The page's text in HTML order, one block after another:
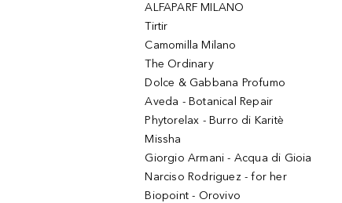
ALFAPARF MILANO
Tirtir
Camomilla Milano
The Ordinary
Dolce & Gabbana Profumo
Aveda - Botanical Repair
Phytorelax - Burro di Karitè
Missha
Giorgio Armani - Acqua di Gioia
Narciso Rodriguez - for her
Biopoint - Orovivo